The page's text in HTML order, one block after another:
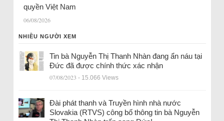
quyền Việt Nam
06/08/2026
NHIỀU NGƯỜI XEM
Tin bà Nguyễn Thị Thanh Nhàn đang ẩn náu tại
Đức đã được chính thức xác nhận
07/08/2023 - 15.066 Views
Đài phát thanh và Truyền hình nhà nước
Slovakia (RTVS) công bố thông tin bà Nguyễn